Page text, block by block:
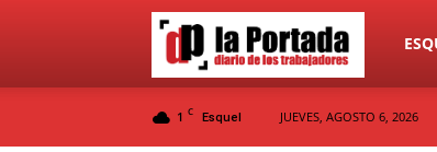
Diario
La
1 C Esquel JUEVES, AGOSTO 6, 2026